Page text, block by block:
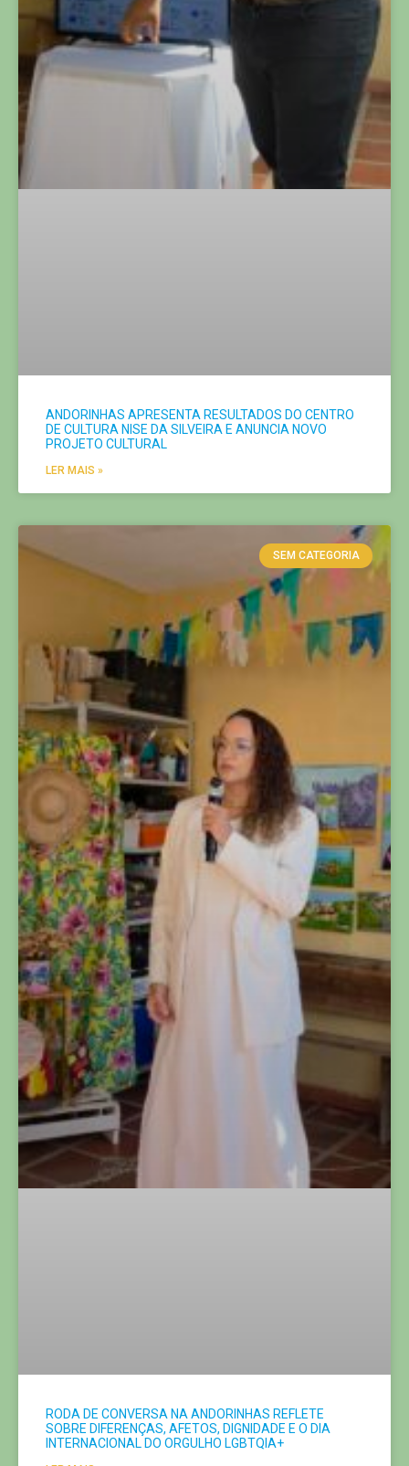
ANDORINHAS APRESENTA RESULTADOS DO CENTRO
DE CULTURA NISE DA SILVEIRA E ANUNCIA NOVO
PROJETO CULTURAL
LER MAIS »
SEM CATEGORIA
RODA DE CONVERSA NA ANDORINHAS REFLETE
SOBRE DIFERENÇAS, AFETOS, DIGNIDADE E O DIA
INTERNACIONAL DO ORGULHO LGBTQIA+